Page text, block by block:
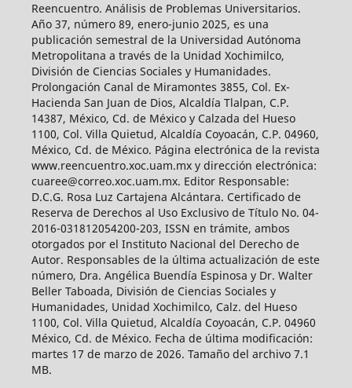
Reencuentro. Análisis de Problemas Universitarios.
Año 37, número 89, enero-junio 2025, es una
publicación semestral de la Universidad Autónoma
Metropolitana a través de la Unidad Xochimilco,
División de Ciencias Sociales y Humanidades.
Prolongación Canal de Miramontes 3855, Col. Ex-
Hacienda San Juan de Dios, Alcaldía Tlalpan, C.P.
14387, México, Cd. de México y Calzada del Hueso
1100, Col. Villa Quietud, Alcaldía Coyoacán, C.P. 04960,
México, Cd. de México. Página electrónica de la revista
www.reencuentro.xoc.uam.mx y dirección electrónica:
cuaree@correo.xoc.uam.mx. Editor Responsable:
D.C.G. Rosa Luz Cartajena Alcántara. Certificado de
Reserva de Derechos al Uso Exclusivo de Título No. 04-
2016-031812054200-203, ISSN en trámite, ambos
otorgados por el Instituto Nacional del Derecho de
Autor. Responsables de la última actualización de este
número, Dra. Angélica Buendía Espinosa y Dr. Walter
Beller Taboada, División de Ciencias Sociales y
Humanidades, Unidad Xochimilco, Calz. del Hueso
1100, Col. Villa Quietud, Alcaldía Coyoacán, C.P. 04960
México, Cd. de México. Fecha de última modificación:
martes 17 de marzo de 2026. Tamaño del archivo 7.1
MB.